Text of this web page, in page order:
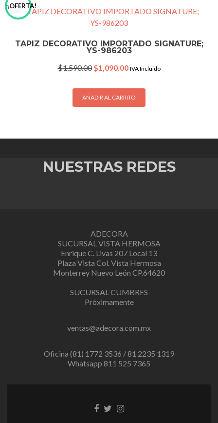
¡OFERTA!
TAPIZ DECORATIVO IMPORTADO SIGNATURE;
YS-986203
$1,590.00 Original
was:
$1,590.00.
$1,090.00Current
is:
$1,090.00.
IVA Incluido
AÑADIR AL CARRITO
NUESTRAS REDES
ADECORA
SUCURSAL VISTA HERMOSA
Enrique C. Livas 207 Local 13
Plaza Vista Col. Vista Hermosa
Monterrey Nuevo León CP.64620
SUCURSAL CUMBRES
Próximamente
ventas@adecora.com.mx
Oficina (81) 1772 3536 / 81 2235 1319
Whatsapp 811 525 7365
Facebook
TwitterInstagram